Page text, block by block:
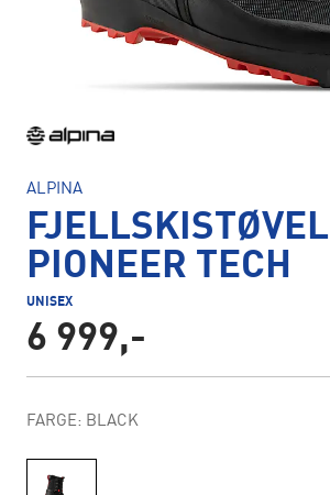
ALPINA
FJELLSKISTØVEL
PIONEER TECH
UNISEX
6 999,-
FARGE: BLACK